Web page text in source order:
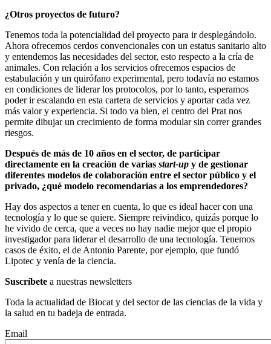
¿Otros proyectos de futuro?
Tenemos toda la potencialidad del proyecto para ir desplegándolo.
Ahora ofrecemos cerdos convencionales con un estatus sanitario alto
y entendemos las necesidades del sector, esto respecto a la cría de
animales. Con relación a los servicios ofrecemos espacios de
estabulación y un quirófano experimental, pero todavía no estamos
en condiciones de liderar los protocolos, por lo tanto, esperamos
poder ir escalando en esta cartera de servicios y aportar cada vez
más valor y experiencia. Si todo va bien, el centro del Prat nos
permite dibujar un crecimiento de forma modular sin correr grandes
riesgos.
Después de más de 10 años en el sector, de participar
directamente en la creación de varias start-up y de gestionar
diferentes modelos de colaboración entre el sector público y el
privado, ¿qué modelo recomendarías a los emprendedores?
Hay dos aspectos a tener en cuenta, lo que es ideal hacer con una
tecnología y lo que se quiere. Siempre reivindico, quizás porque lo
he vivido de cerca, que a veces no hay nadie mejor que el propio
investigador para liderar el desarrollo de una tecnología. Tenemos
casos de éxito, el de Antonio Parente, por ejemplo, que fundó
Lipotec y venía de la ciencia.
Suscríbete a nuestras newsletters
Toda la actualidad de Biocat y del sector de las ciencias de la vida y
la salud en tu badeja de entrada.
Email